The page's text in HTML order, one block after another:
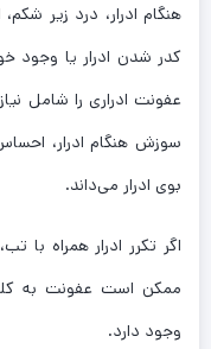
هنگام ادرار، درد زیر
عفونت ادراری را شامل
سوزش هنگام ادرار،
بوی ادرار می‌داند.
اگر تکرر ادرار همراه با
ممکن است عفونت به
وجود دارد.